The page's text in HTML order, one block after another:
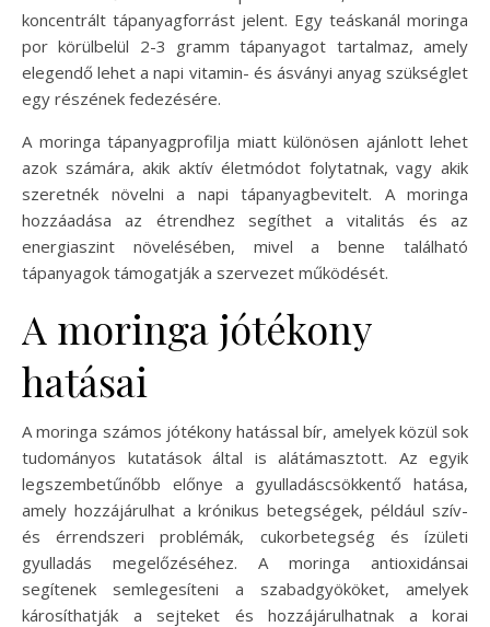
koncentrált tápanyagforrást jelent. Egy teáskanál moringa
por körülbelül 2-3 gramm tápanyagot tartalmaz, amely
elegendő lehet a napi vitamin- és ásványi anyag szükséglet
egy részének fedezésére.
A moringa tápanyagprofilja miatt különösen ajánlott lehet
azok számára, akik aktív életmódot folytatnak, vagy akik
szeretnék növelni a napi tápanyagbevitelt. A moringa
hozzáadása az étrendhez segíthet a vitalitás és az
energiaszint növelésében, mivel a benne található
tápanyagok támogatják a szervezet működését.
A moringa jótékony
hatásai
A moringa számos jótékony hatással bír, amelyek közül sok
tudományos kutatások által is alátámasztott. Az egyik
legszembetűnőbb előnye a gyulladáscsökkentő hatása,
amely hozzájárulhat a krónikus betegségek, például szív-
és érrendszeri problémák, cukorbetegség és ízületi
gyulladás megelőzéséhez. A moringa antioxidánsai
segítenek semlegesíteni a szabadgyököket, amelyek
károsíthatják a sejteket és hozzájárulhatnak a korai